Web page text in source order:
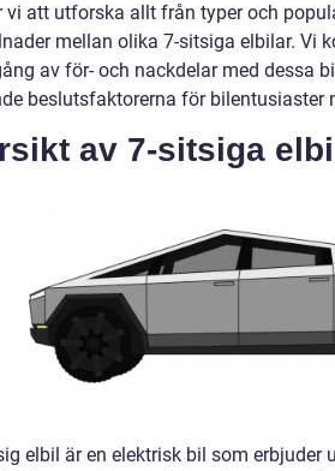
vi att utforska allt från typer och
mellan olika 7-sitsiga elbilar. Vi
av för- och nackdelar med dessa
beslutsfaktorerna för bilentusiaster
av 7-sitsiga
elbil är en elektrisk bil som erbjuder